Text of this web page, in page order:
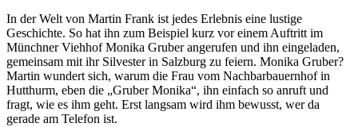
In der Welt von Martin Frank ist jedes Erlebnis eine lustige
Geschichte. So hat ihn zum Beispiel kurz vor einem Auftritt im
Münchner Viehhof Monika Gruber angerufen und ihn eingeladen,
gemeinsam mit ihr Silvester in Salzburg zu feiern. Monika Gruber?
Martin wundert sich, warum die Frau vom Nachbarbauernhof in
Hutthurm, eben die „Gruber Monika“, ihn einfach so anruft und
fragt, wie es ihm geht. Erst langsam wird ihm bewusst, wer da
gerade am Telefon ist.